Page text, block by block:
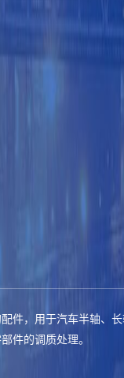
件，用于汽车半轴、
件的调质处理。